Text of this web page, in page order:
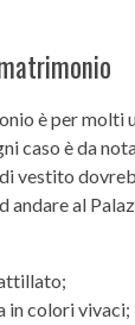
è per molti
caso è da
vestito
andare al
in colori vivaci;